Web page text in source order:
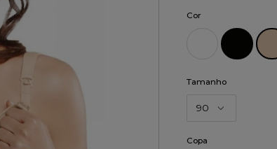
Cor
Tamanho
90
Copa